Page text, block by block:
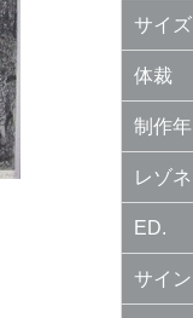
サイズ
体裁
制作年
レゾネ
ED.
サイン